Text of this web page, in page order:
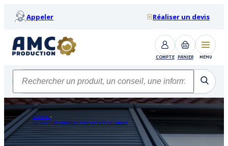
Appeler Réaliser un devis
COMPTE PANIER MENU
ACCUEIL
LES ZONES DE LIVRAISON POUR LA PORTE DE GARAGE